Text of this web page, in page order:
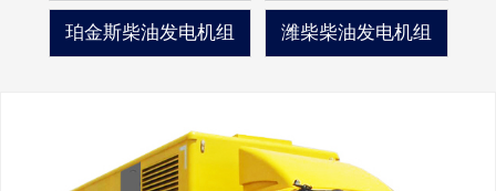
珀金斯柴油发电机组 潍柴柴油发电机组